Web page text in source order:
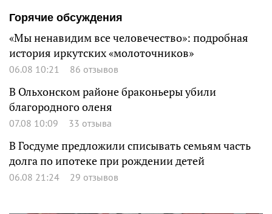
Горячие обсуждения
«Мы ненавидим все человечество»: подробная
история иркутских «молоточников»
06.08 10:21 86 отзывов
В Ольхонском районе браконьеры убили
благородного оленя
07.08 10:09 33 отзыва
В Госдуме предложили списывать семьям часть
долга по ипотеке при рождении детей
06.08 21:24 29 отзывов